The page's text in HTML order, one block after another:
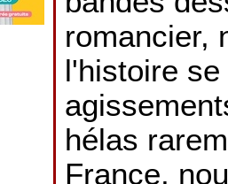
romancier,
l'histoire
hélas
France,